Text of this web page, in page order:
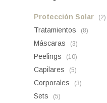
Protección Solar (2)
Tratamientos (8)
Máscaras (3)
Peelings (10)
Capilares (5)
Corporales (3)
Sets (5)